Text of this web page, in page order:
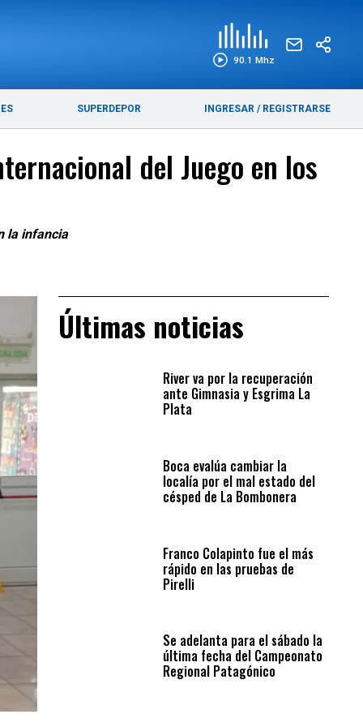
90.1 Mhz
SUPERDEPOR INGRESAR / REGISTRARSE
del Juego en los
la infancia
Últimas noticias
River va por la recuperación
ante Gimnasia y Esgrima La
Plata
Boca evalúa cambiar la
localía por el mal estado del
césped de La Bombonera
Franco Colapinto fue el más
rápido en las pruebas de
Pirelli
Se adelanta para el sábado la
última fecha del Campeonato
Regional Patagónico